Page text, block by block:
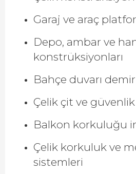
Garaj ve araç
Depo, ambar ve
konstrüksiyonları
Bahçe duvarı
Çelik çit ve
Balkon korkuluğu
Çelik korkuluk ve
sistemleri